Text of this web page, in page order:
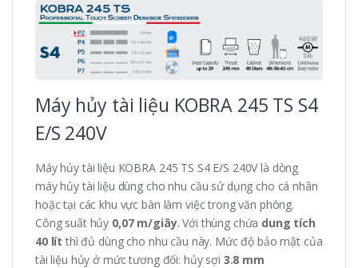
Máy hủy tài liệu KOBRA 245 TS S4
E/S 240V
Máy hủy tài liệu KOBRA 245 TS S4 E/S 240V là dòng
máy hủy tài liệu dùng cho nhu cầu sử dụng cho cá nhân
hoặc tại các khu vực bàn làm việc trong văn phòng.
Công suất hủy 0,07 m/giây. Với thùng chứa dung tích
40 lít thì đủ dùng cho nhu cầu này. Mức độ bảo mật của
tài liệu hủy ở mức tương đối: hủy sợi 3.8 mm